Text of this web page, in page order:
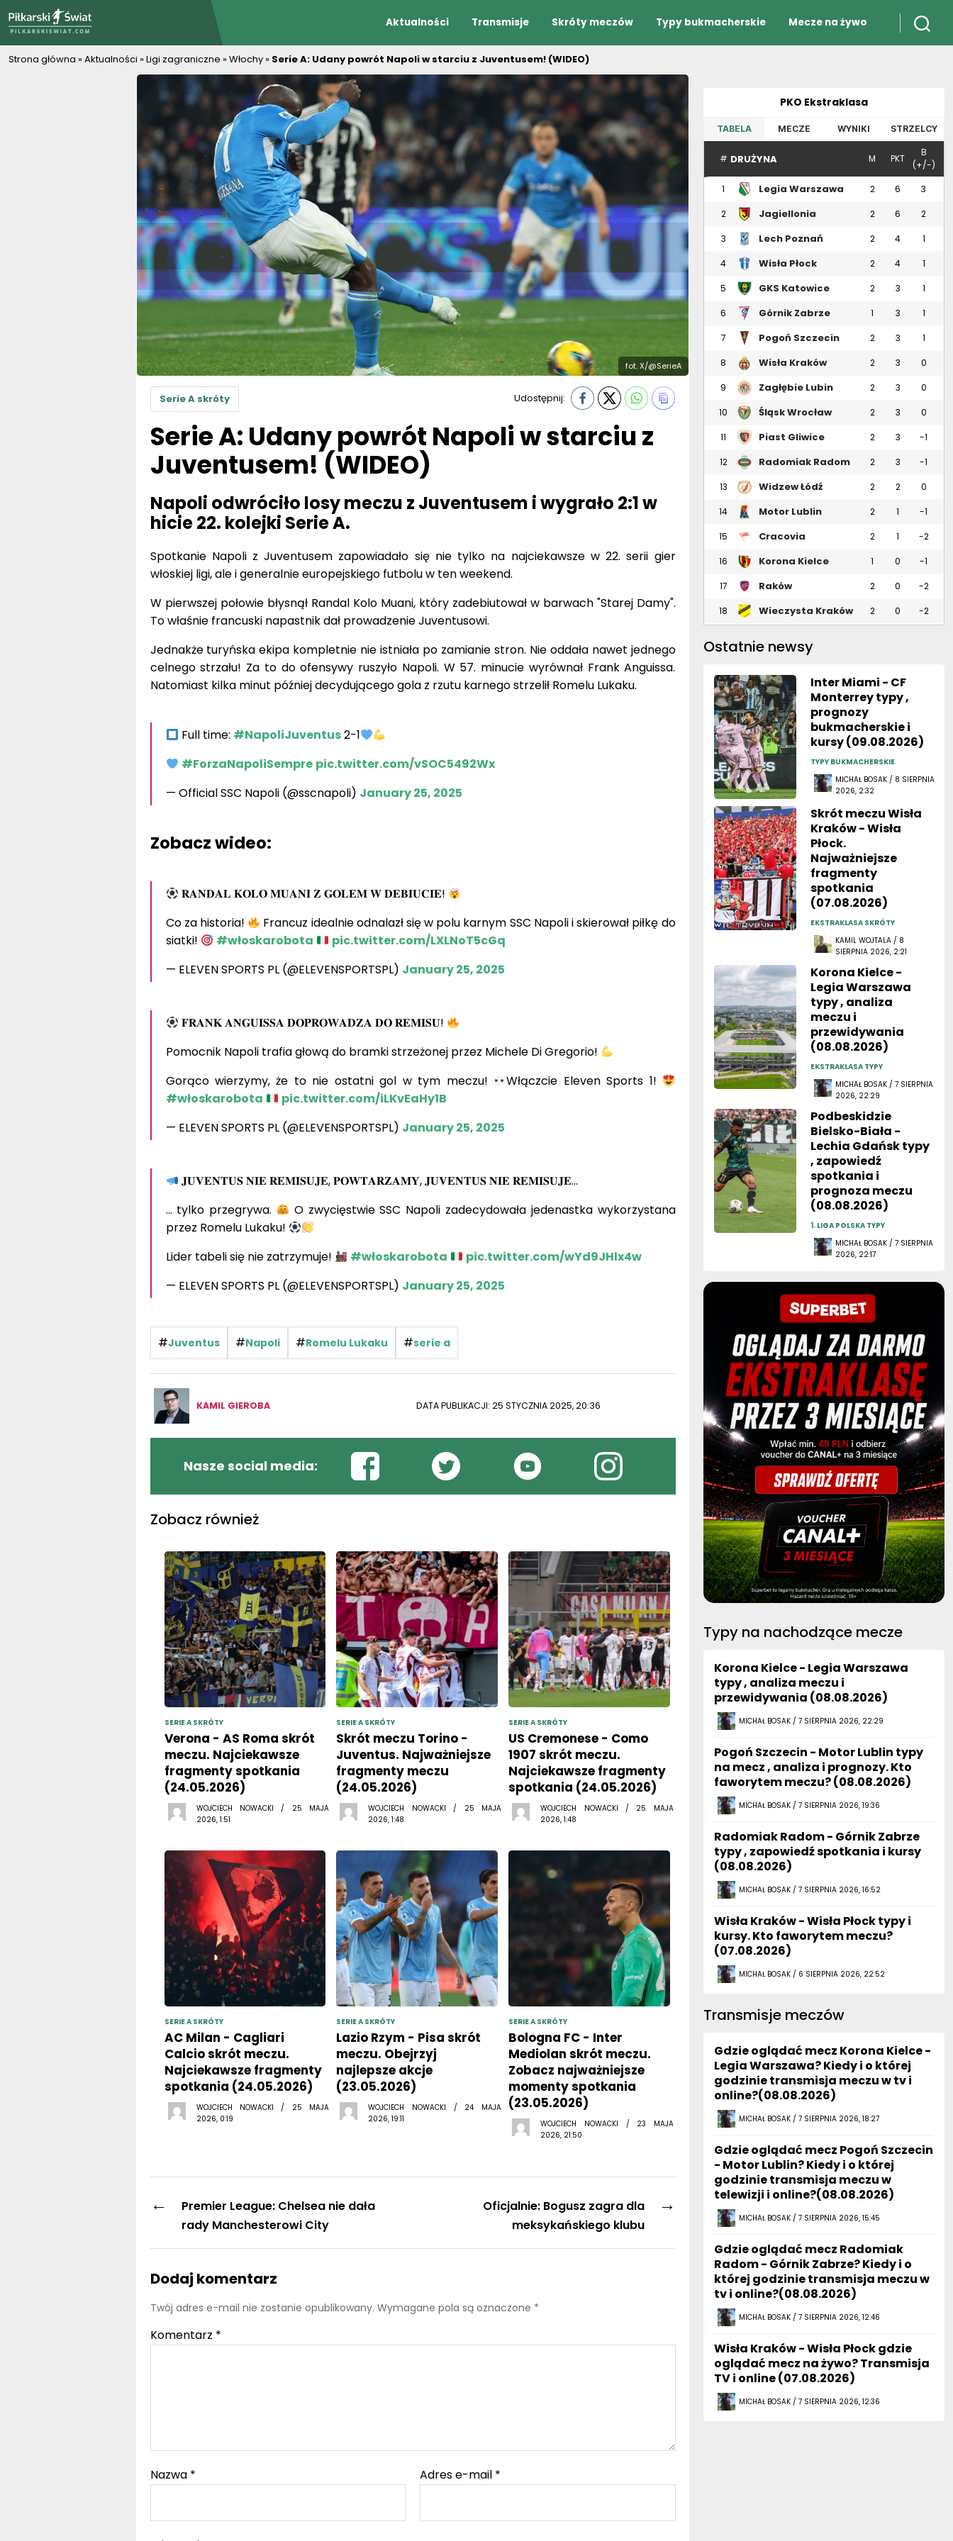
Aktualności Transmisje Skróty meczów Typy bukmacherskie Mecze na żywo
Strona główna »Aktualności »Ligi zagraniczne »Włochy » Serie A: Udany powrót Napoli w starciu z Juventusem! (WIDEO)
fot. X/@SerieA
Serie A skróty Udostępnij:
Serie A: Udany powrót Napoli w starciu z
Juventusem! (WIDEO)
Napoli odwróciło losy meczu z Juventusem i wygrało 2:1 w
hicie 22. kolejki Serie A.
Spotkanie Napoli z Juventusem zapowiadało się nie tylko na najciekawsze w 22. serii gier
włoskiej ligi, ale i generalnie europejskiego futbolu w ten weekend.
W pierwszej połowie błysnął Randal Kolo Muani, który zadebiutował w barwach "Starej Damy".
To właśnie francuski napastnik dał prowadzenie Juventusowi.
Jednakże turyńska ekipa kompletnie nie istniała po zamianie stron. Nie oddała nawet jednego
celnego strzału! Za to do ofensywy ruszyło Napoli. W 57. minucie wyrównał Frank Anguissa.
Natomiast kilka minut później decydującego gola z rzutu karnego strzelił Romelu Lukaku.
Full time: #NapoliJuventus2-1
#ForzaNapoliSempre pic.twitter.com/vSOC5492Wx
— Official SSC Napoli (@sscnapoli) January 25, 2025
Zobacz wideo:
𝐑𝐀𝐍𝐃𝐀𝐋 𝐊𝐎𝐋𝐎 𝐌𝐔𝐀𝐍𝐈 𝐙 𝐆𝐎𝐋𝐄𝐌 𝐖 𝐃𝐄𝐁𝐈𝐔𝐂𝐈𝐄!
Co za historia!
Francuz idealnie odnalazł się w polu karnym SSC Napoli i skierował piłkę do
siatki!
#włoskarobota
pic.twitter.com/LXLNoT5cGq
— ELEVEN SPORTS PL (@ELEVENSPORTSPL) January 25, 2025
𝐅𝐑𝐀𝐍𝐊 𝐀𝐍𝐆𝐔𝐈𝐒𝐒𝐀 𝐃𝐎𝐏𝐑𝐎𝐖𝐀𝐃𝐙𝐀 𝐃𝐎 𝐑𝐄𝐌𝐈𝐒𝐔!
Pomocnik Napoli trafia głową do bramki strzeżonej przez Michele Di Gregorio!
Gorąco wierzymy, że to nie ostatni gol w tym meczu!
Włączcie Eleven Sports 1!
#włoskarobota
pic.twitter.com/iLKvEaHy1B
— ELEVEN SPORTS PL (@ELEVENSPORTSPL) January 25, 2025
𝐉𝐔𝐕𝐄𝐍𝐓𝐔𝐒 𝐍𝐈𝐄 𝐑𝐄𝐌𝐈𝐒𝐔𝐉𝐄, 𝐏𝐎𝐖𝐓𝐀𝐑𝐙𝐀𝐌𝐘, 𝐉𝐔𝐕𝐄𝐍𝐓𝐔𝐒 𝐍𝐈𝐄 𝐑𝐄𝐌𝐈𝐒𝐔𝐉𝐄…
… tylko przegrywa.
O zwycięstwie SSC Napoli zadecydowała jedenastka wykorzystana
przez Romelu Lukaku!
Lider tabeli się nie zatrzymuje!
#włoskarobota
pic.twitter.com/wYd9JHlx4w
— ELEVEN SPORTS PL (@ELEVENSPORTSPL) January 25, 2025
#Juventus #Napoli #Romelu Lukaku #serie a
KAMIL GIEROBA DATA PUBLIKACJI: 25 STYCZNIA 2025, 20:36
Nasze social media:
Zobacz również
SERIE A SKRÓTY
Verona - AS Roma skrót
meczu. Najciekawsze
fragmenty spotkania
(24.05.2026)
WOJCIECH NOWACKI / 25 MAJA
2026, 1:51
SERIE A SKRÓTY
Skrót meczu Torino -
Juventus. Najważniejsze
fragmenty meczu
(24.05.2026)
WOJCIECH NOWACKI / 25 MAJA
2026, 1:48
SERIE A SKRÓTY
US Cremonese - Como
1907 skrót meczu.
Najciekawsze fragmenty
spotkania (24.05.2026)
WOJCIECH NOWACKI / 25 MAJA
2026, 1:48
SERIE A SKRÓTY
AC Milan - Cagliari
Calcio skrót meczu.
Najciekawsze fragmenty
spotkania (24.05.2026)
WOJCIECH NOWACKI / 25 MAJA
2026, 0:19
SERIE A SKRÓTY
Lazio Rzym - Pisa skrót
meczu. Obejrzyj
najlepsze akcje
(23.05.2026)
WOJCIECH NOWACKI / 24 MAJA
2026, 19:11
SERIE A SKRÓTY
Bologna FC - Inter
Mediolan skrót meczu.
Zobacz najważniejsze
momenty spotkania
(23.05.2026)
WOJCIECH NOWACKI / 23 MAJA
2026, 21:50
←
Premier League: Chelsea nie dała
rady Manchesterowi City
→
Oficjalnie: Bogusz zagra dla
meksykańskiego klubu
Dodaj komentarz
Twój adres e-mail nie zostanie opublikowany. Wymagane pola są oznaczone *
Komentarz *
Nazwa * Adres e-mail *
PKO Ekstraklasa
TABELA MECZE WYNIKI STRZELCY
# DRUŻYNA M PKT
B
(+/-)
1
Legia Warszawa 2 6 3
2
Jagiellonia
2 6 2
3 Lech Poznań 2 4 1
4 Wisła Płock 2 4 1
5 GKS Katowice 2 3 1
6 Górnik Zabrze 1 3 1
7 Pogoń Szczecin 2 3 1
8 Wisła Kraków 2 3 0
9 Zagłębie Lubin 2 3 0
10 Śląsk Wrocław 2 3 0
11 Piast Gliwice 2 3 -1
12 Radomiak Radom 2 3 -1
13 Widzew Łódź 2 2 0
14 Motor Lublin 2 1 -1
15 Cracovia 2 1 -2
16 Korona Kielce 1 0 -1
17
Raków
2 0 -2
18 Wieczysta Kraków 2 0 -2
Ostatnie newsy
Inter Miami - CF
Monterrey typy ,
prognozy
bukmacherskie i
kursy (09.08.2026)
TYPY BUKMACHERSKIE
MICHAŁ BOSAK / 8 SIERPNIA
2026, 2:32
Skrót meczu Wisła
Kraków - Wisła
Płock.
Najważniejsze
fragmenty
spotkania
(07.08.2026)
EKSTRAKLASA SKRÓTY
KAMIL WOJTALA / 8
SIERPNIA 2026, 2:21
Korona Kielce -
Legia Warszawa
typy , analiza
meczu i
przewidywania
(08.08.2026)
EKSTRAKLASA TYPY
MICHAŁ BOSAK / 7 SIERPNIA
2026, 22:29
Podbeskidzie
Bielsko-Biała -
Lechia Gdańsk typy
, zapowiedź
spotkania i
prognoza meczu
(08.08.2026)
1. LIGA POLSKA TYPY
MICHAŁ BOSAK / 7 SIERPNIA
2026, 22:17
Typy na nachodzące mecze
Korona Kielce - Legia Warszawa
typy , analiza meczu i
przewidywania (08.08.2026)
MICHAŁ BOSAK / 7 SIERPNIA 2026, 22:29
Pogoń Szczecin - Motor Lublin typy
na mecz , analiza i prognozy. Kto
faworytem meczu? (08.08.2026)
MICHAŁ BOSAK / 7 SIERPNIA 2026, 19:36
Radomiak Radom - Górnik Zabrze
typy , zapowiedź spotkania i kursy
(08.08.2026)
MICHAŁ BOSAK / 7 SIERPNIA 2026, 16:52
Wisła Kraków - Wisła Płock typy i
kursy. Kto faworytem meczu?
(07.08.2026)
MICHAŁ BOSAK / 6 SIERPNIA 2026, 22:52
Transmisje meczów
Gdzie oglądać mecz Korona Kielce -
Legia Warszawa? Kiedy i o której
godzinie transmisja meczu w tv i
online?(08.08.2026)
MICHAŁ BOSAK / 7 SIERPNIA 2026, 18:27
Gdzie oglądać mecz Pogoń Szczecin
- Motor Lublin? Kiedy i o której
godzinie transmisja meczu w
telewizji i online?(08.08.2026)
MICHAŁ BOSAK / 7 SIERPNIA 2026, 15:45
Gdzie oglądać mecz Radomiak
Radom - Górnik Zabrze? Kiedy i o
której godzinie transmisja meczu w
tv i online?(08.08.2026)
MICHAŁ BOSAK / 7 SIERPNIA 2026, 12:46
Wisła Kraków - Wisła Płock gdzie
oglądać mecz na żywo? Transmisja
TV i online (07.08.2026)
MICHAŁ BOSAK / 7 SIERPNIA 2026, 12:36